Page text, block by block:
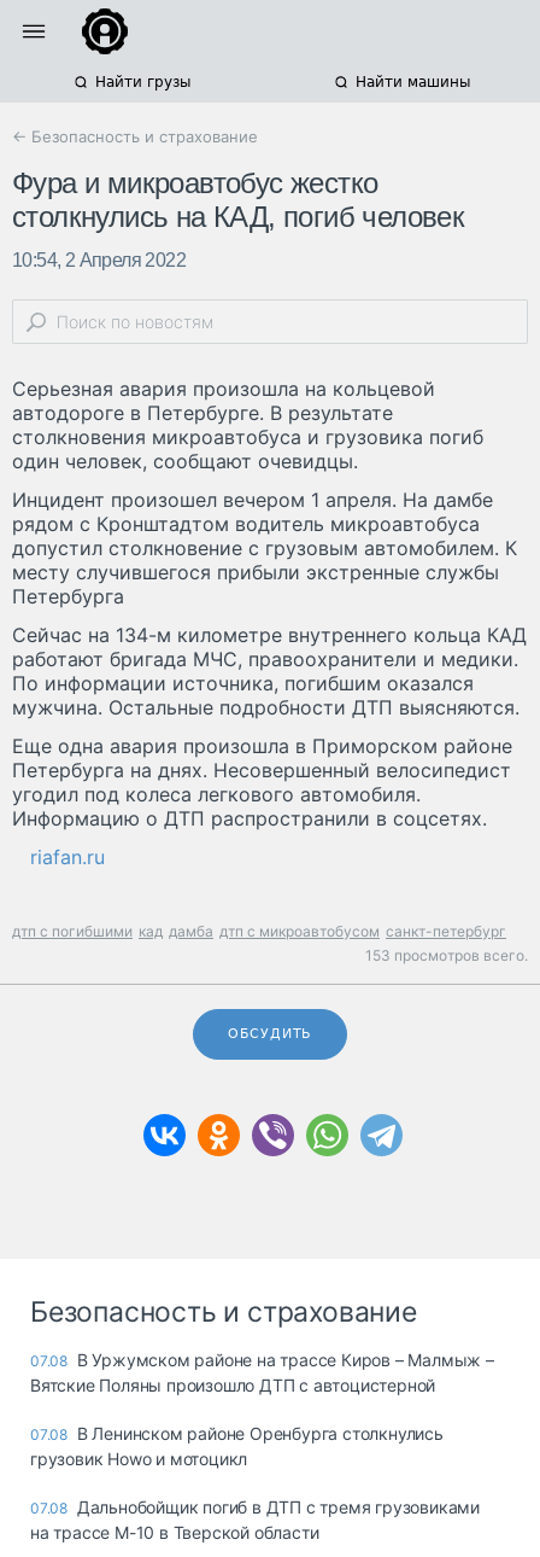
Найти грузы Найти машины
← Безопасность и страхование
Фура и микроавтобус жестко
столкнулись на КАД, погиб человек
10:54, 2 Апреля 2022
Серьезная авария произошла на кольцевой
автодороге в Петербурге. В результате
столкновения микроавтобуса и грузовика погиб
один человек, сообщают очевидцы.
Инцидент произошел вечером 1 апреля. На дамбе
рядом с Кронштадтом водитель микроавтобуса
допустил столкновение с грузовым автомобилем. К
месту случившегося прибыли экстренные службы
Петербурга
Сейчас на 134-м километре внутреннего кольца КАД
работают бригада МЧС, правоохранители и медики.
По информации источника, погибшим оказался
мужчина. Остальные подробности ДТП выясняются.
Еще одна авария произошла в Приморском районе
Петербурга на днях. Несовершенный велосипедист
угодил под колеса легкового автомобиля.
Информацию о ДТП распространили в соцсетях.
riafan.ru
дтп с погибшими кад дамба дтп с микроавтобусом санкт-петербург
153 просмотров всего.
ОБСУДИТЬ
Безопасность и страхование
07.08 В Уржумском районе на трассе Киров – Малмыж –
Вятские Поляны произошло ДТП с автоцистерной
07.08 В Ленинском районе Оренбурга столкнулись
грузовик Howo и мотоцикл
07.08 Дальнобойщик погиб в ДТП с тремя грузовиками
на трассе М-10 в Тверской области